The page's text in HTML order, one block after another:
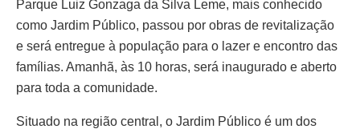
Parque Luiz Gonzaga da Silva Leme, mais conhecido
como Jardim Público, passou por obras de revitalização
e será entregue à população para o lazer e encontro das
famílias. Amanhã, às 10 horas, será inaugurado e aberto
para toda a comunidade.
Situado na região central, o Jardim Público é um dos